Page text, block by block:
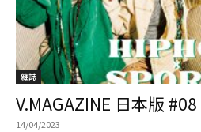
雜誌
V.MAGAZINE 日本版 #08
14/04/2023